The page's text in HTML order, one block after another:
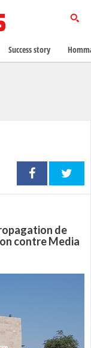
de
contre Media
Success story